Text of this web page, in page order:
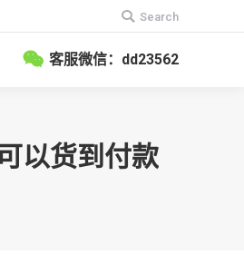
搜
索：
Search
客服微信：dd23562
以货到付款